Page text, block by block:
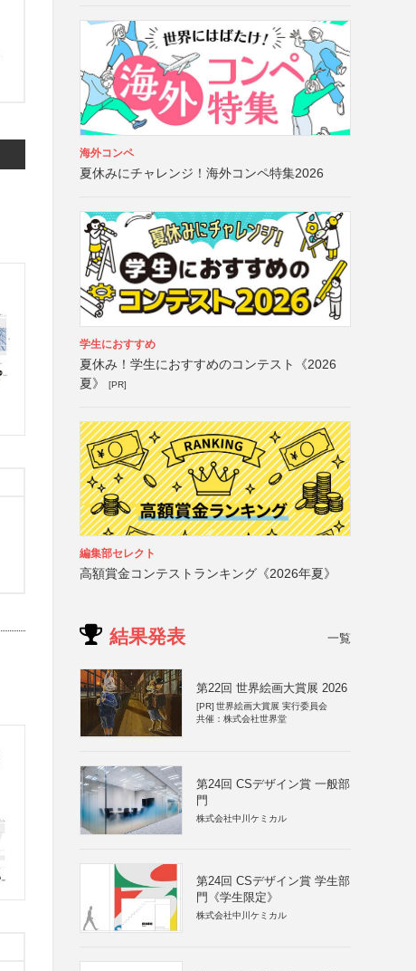
海外コンペ
夏休みにチャレンジ！海外コンペ特集2026
学生におすすめ
夏休み！学生におすすめのコンテスト《2026
夏》
[PR]
編集部セレクト
高額賞金コンテストランキング《2026年夏》
結果発表 一覧
第22回 世界絵画大賞展 2026
[PR] 世界絵画大賞展 実行委員会
共催：株式会社世界堂
第24回 CSデザイン賞 一般部
門
株式会社中川ケミカル
第24回 CSデザイン賞 学生部
門《学生限定》
株式会社中川ケミカル